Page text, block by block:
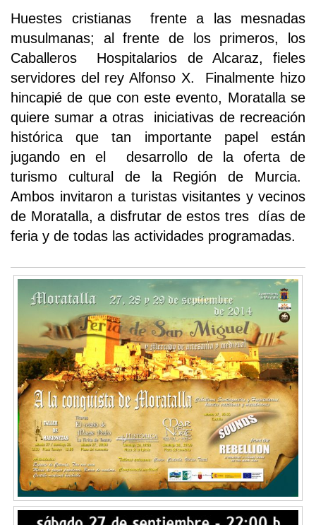
Huestes cristianas frente a las mesnadas
musulmanas; al frente de los primeros, los
Caballeros Hospitalarios de Alcaraz, fieles
servidores del rey Alfonso X. Finalmente hizo
hincapié de que con este evento, Moratalla se
quiere sumar a otras iniciativas de recreación
histórica que tan importante papel están
jugando en el desarrollo de la oferta de
turismo cultural de la Región de Murcia.
Ambos invitaron a turistas visitantes y vecinos
de Moratalla, a disfrutar de estos tres días de
feria y de todas las actividades programadas.